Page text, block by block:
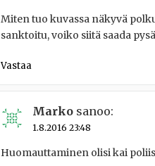
Miten tuo kuvassa näkyvä
sanktoitu, voiko siitä saada
Vastaa
Marko sanoo:
1.8.2016 23:48
Huomauttaminen olisi kai